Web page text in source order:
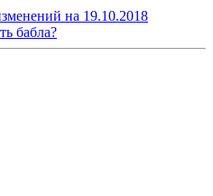
на 19.10.2018
бабла?